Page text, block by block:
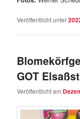
Veröffentlicht unter
GOT
Veröffentlicht am